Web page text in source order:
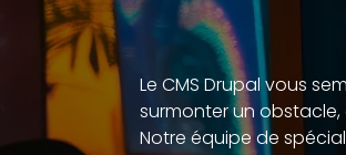
Le CMS Drupal vous
surmonter un
Notre équipe de